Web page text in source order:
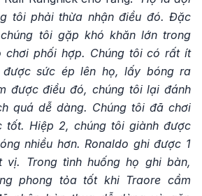
tôi phải thừa nhận điều đó. Đặc
tôi gặp khó khăn lớn trong
chơi phối hợp. Chúng tôi có rất ít
được sức ép lên họ, lấy bóng ra
được điều đó, chúng tôi lại đánh
quá dễ dàng. Chúng tôi đã chơi
tốt. Hiệp 2, chúng tôi giành được
nhiều hơn. Ronaldo ghi được 1
vị. Trong tình huống họ ghi bàn,
phong tỏa tốt khi Traore cầm